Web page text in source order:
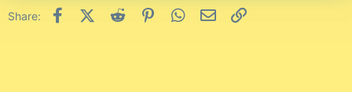
Share: FacebookX (Twitter)
Reddit PinterestWhatsApp
Email